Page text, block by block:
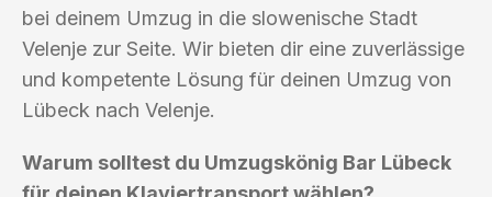
bei deinem Umzug in die slowenische Stadt
Velenje zur Seite. Wir bieten dir eine zuverlässige
und kompetente Lösung für deinen Umzug von
Lübeck nach Velenje.
Warum solltest du Umzugskönig Bar Lübeck